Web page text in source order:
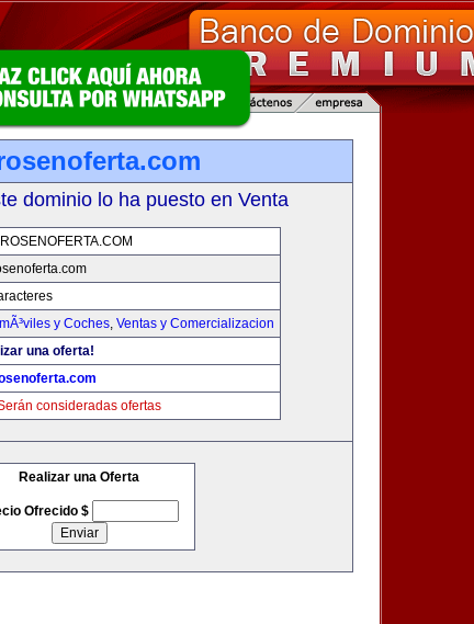
dominio lo ha puesto en Venta
y Coches, Ventas y Comercializacion
una oferta!
consideradas ofertas
Realizar una Oferta
Ofrecido $